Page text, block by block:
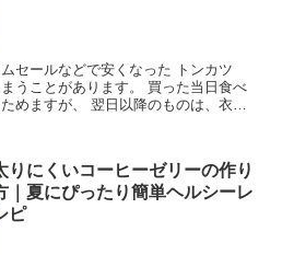
セールなどで安くなった トンカツ
うことがあります。 買った当日食べ
めますが、 翌日以降のものは、衣の
りにくいコーヒーゼリーの作り
｜夏にぴったり簡単ヘルシーレ
ピ